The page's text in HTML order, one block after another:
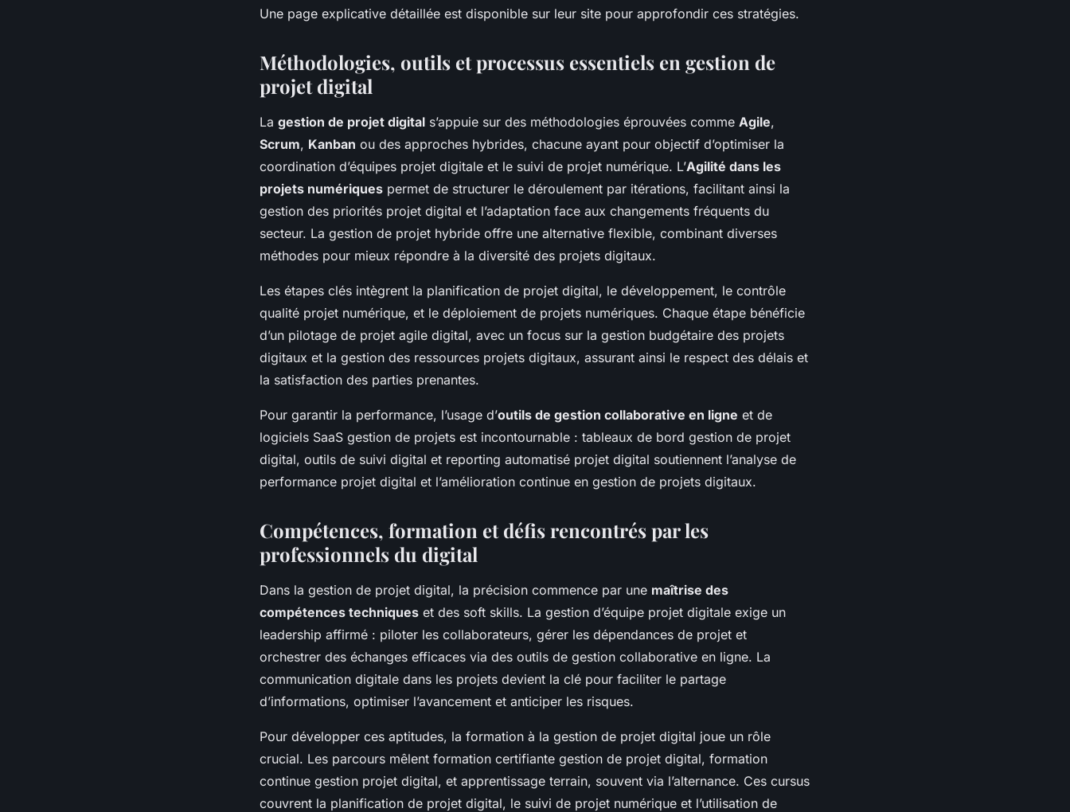
Une page explicative détaillée est disponible sur leur site pour approfondir ces stratégies.
Méthodologies, outils et processus essentiels en gestion de
projet digital
La gestion de projet digital s’appuie sur des méthodologies éprouvées comme Agile,
Scrum, Kanban ou des approches hybrides, chacune ayant pour objectif d’optimiser la
coordination d’équipes projet digitale et le suivi de projet numérique. L’Agilité dans les
projets numériques permet de structurer le déroulement par itérations, facilitant ainsi la
gestion des priorités projet digital et l’adaptation face aux changements fréquents du
secteur. La gestion de projet hybride offre une alternative flexible, combinant diverses
méthodes pour mieux répondre à la diversité des projets digitaux.
Les étapes clés intègrent la planification de projet digital, le développement, le contrôle
qualité projet numérique, et le déploiement de projets numériques. Chaque étape bénéficie
d’un pilotage de projet agile digital, avec un focus sur la gestion budgétaire des projets
digitaux et la gestion des ressources projets digitaux, assurant ainsi le respect des délais et
la satisfaction des parties prenantes.
Pour garantir la performance, l’usage d’outils de gestion collaborative en ligne et de
logiciels SaaS gestion de projets est incontournable : tableaux de bord gestion de projet
digital, outils de suivi digital et reporting automatisé projet digital soutiennent l’analyse de
performance projet digital et l’amélioration continue en gestion de projets digitaux.
Compétences, formation et défis rencontrés par les
professionnels du digital
Dans la gestion de projet digital, la précision commence par une maîtrise des
compétences techniques et des soft skills. La gestion d’équipe projet digitale exige un
leadership affirmé : piloter les collaborateurs, gérer les dépendances de projet et
orchestrer des échanges efficaces via des outils de gestion collaborative en ligne. La
communication digitale dans les projets devient la clé pour faciliter le partage
d’informations, optimiser l’avancement et anticiper les risques.
Pour développer ces aptitudes, la formation à la gestion de projet digital joue un rôle
crucial. Les parcours mêlent formation certifiante gestion de projet digital, formation
continue gestion projet digital, et apprentissage terrain, souvent via l’alternance. Ces cursus
couvrent la planification de projet digital, le suivi de projet numérique et l’utilisation de